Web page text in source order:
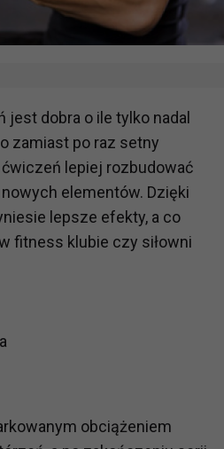
jest dobra o ile tylko nadal
zamiast po raz setny
lepiej rozbudować
elementów. Dzięki
lepsze efekty, a co
fitness klubie czy siłowni
obciążeniem